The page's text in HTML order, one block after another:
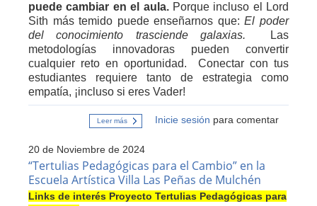
Pensamiento
Crítico
puede cambiar en el aula.Porque incluso el Lord
Sith más temido puede enseñarnos que:El poder
del conocimiento trasciende galaxias.
Las
metodologías innovadoras pueden convertir
cualquier reto en oportunidad. Conectar con tus
estudiantes requiere tanto de estrategia como
empatía, ¡incluso si eres Vader!
Leer más sobre
Innovación
Junto
al
mismísimo
Darth
Vader!
Inicie sesión para comentar
20 de Noviembre de 2024
“Tertulias Pedagógicas para el Cambio” en la
Escuela Artística Villa Las Peñas de Mulchén
Links de interés Proyecto Tertulias Pedagógicas para